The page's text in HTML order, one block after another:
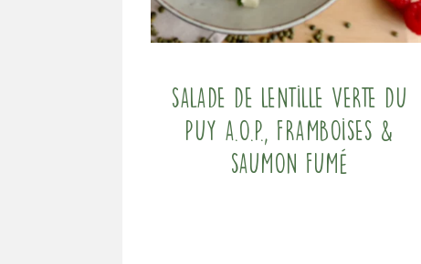
Salade de lentille verte du
Puy a.O.P., framboises &
saumon fumé